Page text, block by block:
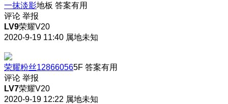
一抹淡影地板 答案有用
评论 举报
LV9荣耀V20
2020-9-19 11:40 属地未知
荣耀粉丝128660565F 答案有用
评论 举报
LV7荣耀V20
2020-9-19 12:22 属地未知